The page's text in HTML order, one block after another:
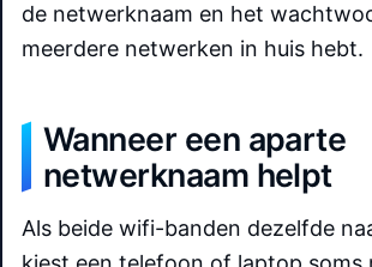
de netwerknaam en het
meerdere netwerken in huis hebt.
Wanneer een aparte
netwerknaam helpt
Als beide wifi-banden dezelfde